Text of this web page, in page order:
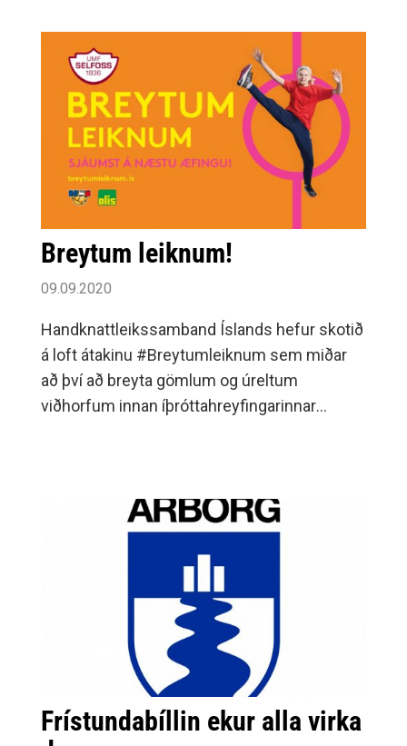
Breytum leiknum!
09.09.2020
Handknattleikssamband Íslands hefur skotið
á loft átakinu #Breytumleiknum sem miðar
að því að breyta gömlum og úreltum
viðhorfum innan íþróttahreyfingarinnar
þess að byrja að æfa handbolta, og stunda
íþróttir lengur og skapa þannig heim þar sem
stelpur eru sjáanlegar í íþróttasamfélaginu og
Frístundabíllin ekur alla virka